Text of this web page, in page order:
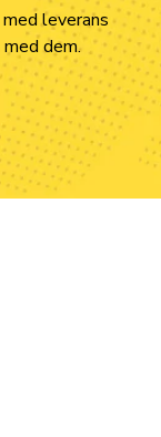
med leverans
med dem.